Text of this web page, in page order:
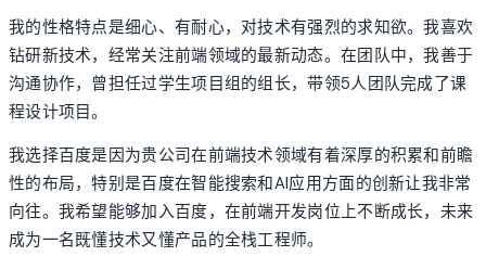
我的性格特点是细心、有耐心，对技术有强烈的求知欲。我喜欢
钻研新技术，经常关注前端领域的最新动态。在团队中，我善于
沟通协作，曾担任过学生项目组的组长，带领5人团队完成了课
程设计项目。
我选择百度是因为贵公司在前端技术领域有着深厚的积累和前瞻
性的布局，特别是百度在智能搜索和AI应用方面的创新让我非常
向往。我希望能够加入百度，在前端开发岗位上不断成长，未来
成为一名既懂技术又懂产品的全栈工程师。